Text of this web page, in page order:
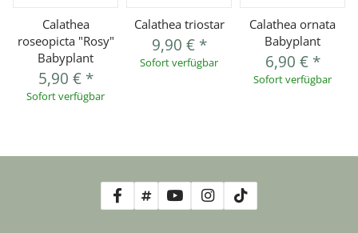
Calathea
roseopicta "Rosy"
Babyplant
5,90 € *
Sofort verfügbar
Calathea triostar
9,90 € *
Sofort verfügbar
Calathea ornata
Babyplant
6,90 € *
Sofort verfügbar